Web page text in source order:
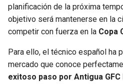
LIONS
PACKERS
VIKINGS
NUGGETS
TIMBERWOLVES
THUNDER
planificación de la próxima
objetivo será mantenerse en la
competir con fuerza en la Copa
Para ello, el técnico español ha
mercado que conoce
exitoso paso por Antigua